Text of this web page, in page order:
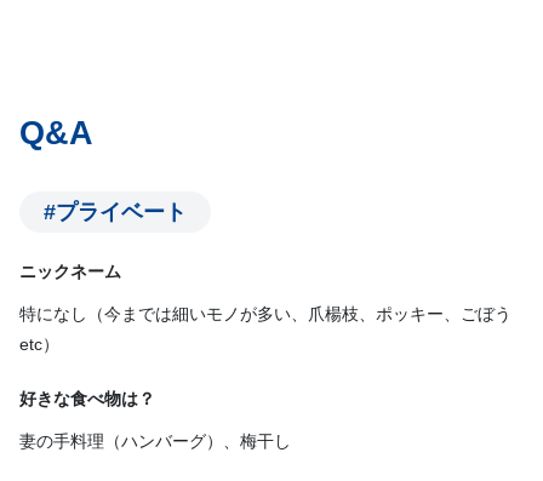
Q&A
#プライベート
ニックネーム
特になし（今までは細いモノが多い、爪楊枝、ポッキー、ごぼう
etc）
好きな食べ物は？
妻の手料理（ハンバーグ）、梅干し